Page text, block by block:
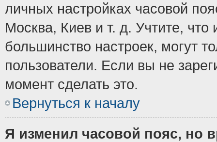
личных настройках часовой
Москва, Киев и т. д. Учтите, что
большинство настроек, могут
пользователи. Если вы не
момент сделать это.
Вернуться к началу
Я изменил часовой пояс, но